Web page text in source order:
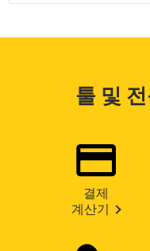
툴 및
결제
계산기